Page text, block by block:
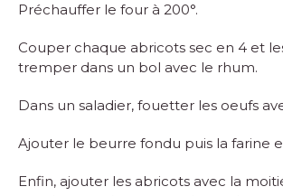
Préchauffer le four à 200°.
Couper chaque abricots sec en 4 et
tremper dans un bol avec le rhum.
Dans un saladier, fouetter les oeufs
Ajouter le beurre fondu puis la farine
Enfin, ajouter les abricots avec la